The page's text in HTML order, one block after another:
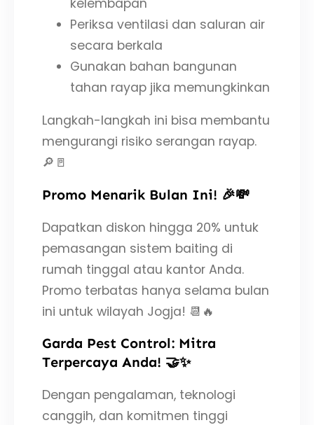
Periksa ventilasi dan saluran air
secara berkala
Gunakan bahan bangunan
tahan rayap jika memungkinkan
Langkah-langkah ini bisa membantu
mengurangi risiko serangan rayap.
🔎🚪
Promo Menarik Bulan Ini! 🎉💸
Dapatkan diskon hingga 20% untuk
pemasangan sistem baiting di
rumah tinggal atau kantor Anda.
Promo terbatas hanya selama bulan
ini untuk wilayah Jogja! 📆🔥
Garda Pest Control: Mitra
Terpercaya Anda! 🤝✨
Dengan pengalaman, teknologi
canggih, dan komitmen tinggi